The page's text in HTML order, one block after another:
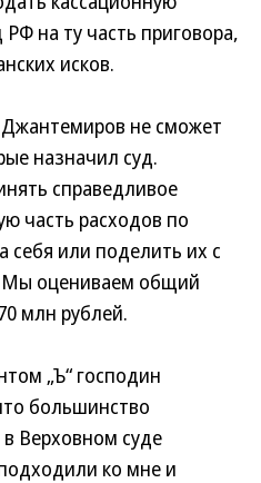
на ту часть приговора,
исков.
не сможет
назначил суд.
справедливое
часть расходов по
себя или поделить их с
Мы оцениваем общий
млн рублей.
„Ъ“ господин
большинство
Верховном суде
ко мне и